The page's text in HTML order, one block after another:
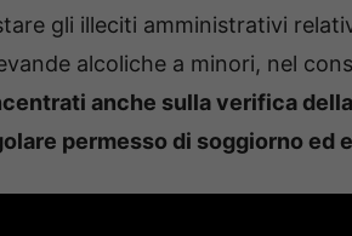
gli illeciti amministrativi
alcoliche a minori, nel
anche sulla verifica
permesso di soggiorno ed